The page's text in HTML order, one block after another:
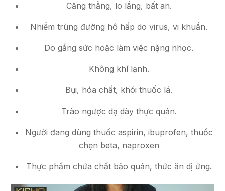
Căng thẳng, lo lắng, bất an.
Nhiễm trùng đường hô hấp do virus, vi khuẩn.
Do gắng sức hoặc làm việc nặng nhọc.
Không khí lạnh.
Bụi, hóa chất, khói thuốc lá.
Trào ngược dạ dày thực quản.
Người đang dùng thuốc aspirin, ibuprofen, thuốc
chẹn beta, naproxen
Thực phẩm chứa chất bảo quản, thức ăn dị ứng.